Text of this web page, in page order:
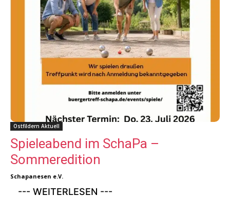
Ostfildern Aktuell
Spieleabend im SchaPa –
Sommeredition
Schapanesen e.V.
--- WEITERLESEN ---